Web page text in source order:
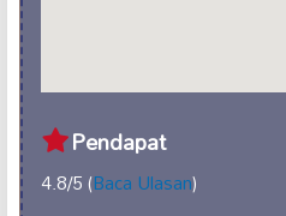
Pendapat
4.8/5 (Baca Ulasan)